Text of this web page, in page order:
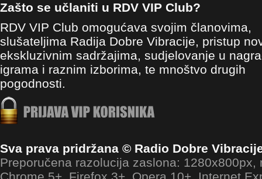
Zašto se učlaniti u RDV VIP Club?
RDV VIP Club omogućava svojim članovima,
slušateljima Radija Dobre Vibracije, pristup
ekskluzivnim sadržajima, sudjelovanje u
igrama i raznim izborima, te mnoštvo drugih
pogodnosti.
Sva prava pridržana © Radio Dobre
Preporučena razolucija zaslona: 1280x800px,